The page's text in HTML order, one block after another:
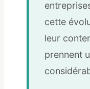
cette
leur
prennent